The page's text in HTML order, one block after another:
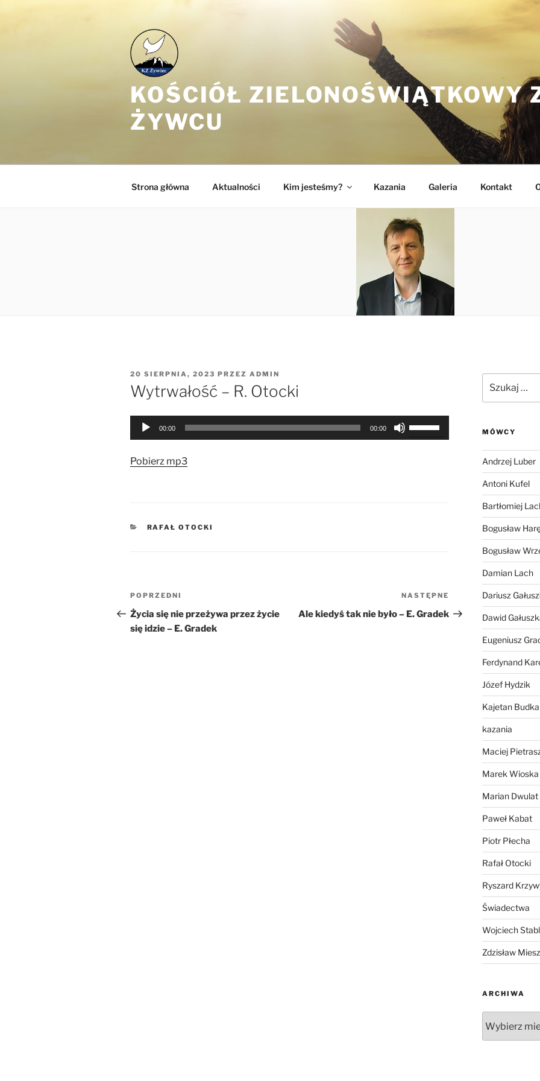
KOŚCIÓŁ ZIELONOŚWIĄTKOWY
ŻYWCU
Strona główna Aktualności Kim jesteśmy? Kazania Galeria Kontakt
OPUBLIKOWANE
W
20 SIERPNIA, 2023 PRZEZ ADMIN
Wytrwałość – R. Otocki
Odtwarzacz
00:00 00:00
Pobierz mp3
KATEGORIE
RAFAŁ OTOCKI
Nawigacja
wpisu
Poprzedni
wpis
POPRZEDNI
Życia się nie przeżywa przez życie
się idzie – E. Gradek
Następny
wpis
NASTĘPNE
Ale kiedyś tak nie było – E. Gradek
MÓWCY
Andrzej Luber
Antoni Kufel
Bartłomiej
Bogusław
Bogusław
Damian Lach
Dariusz
Dawid
Eugeniusz
Ferdynand
Józef Hydzik
Kajetan Budka
kazania
Maciej
Marek Wioska
Marian Dwulat
Paweł Kabat
Piotr Płecha
Rafał Otocki
Ryszard
Świadectwa
Wojciech
Zdzisław
ARCHIWA